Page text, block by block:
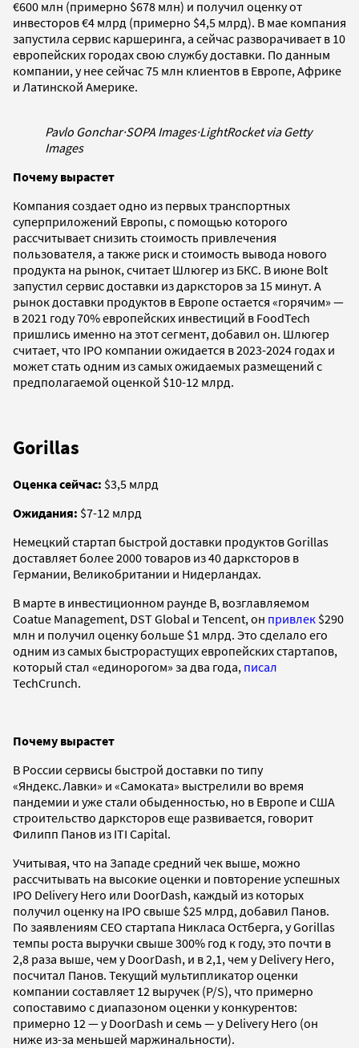
€600 млн (примерно $678 млн) и получил оценку от
инвесторов €4 млрд (примерно $4,5 млрд). В мае компания
запустила сервис каршеринга, а сейчас разворачивает в 10
европейских городах свою службу доставки. По данным
компании, у нее сейчас 75 млн клиентов в Европе, Африке
и Латинской Америке.
Pavlo Gonchar·SOPA Images·LightRocket via Getty
Images
Почему вырастет
Компания создает одно из первых транспортных
суперприложений Европы, с помощью которого
рассчитывает снизить стоимость привлечения
пользователя, а также риск и стоимость вывода нового
продукта на рынок, считает Шлюгер из БКС. В июне Bolt
запустил сервис доставки из дарксторов за 15 минут. А
рынок доставки продуктов в Европе остается «горячим» —
в 2021 году 70% европейских инвестиций в FoodTech
пришлись именно на этот сегмент, добавил он. Шлюгер
считает, что IPO компании ожидается в 2023-2024 годах и
может стать одним из самых ожидаемых размещений с
предполагаемой оценкой $10-12 млрд.
Gorillas
Оценка сейчас: $3,5 млрд
Ожидания: $7-12 млрд
Немецкий стартап быстрой доставки продуктов Gorillas
доставляет более 2000 товаров из 40 дарксторов в
Германии, Великобритании и Нидерландах.
В марте в инвестиционном раунде B, возглавляемом
Coatue Management, DST Global и Tencent, он привлек $290
млн и получил оценку больше $1 млрд. Это сделало его
одним из самых быстрорастущих европейских стартапов,
который стал «единорогом» за два года, писал
TechCrunch.
Почему вырастет
В России сервисы быстрой доставки по типу
«Яндекс.Лавки» и «Самоката» выстрелили во время
пандемии и уже стали обыденностью, но в Европе и США
строительство дарксторов еще развивается, говорит
Филипп Панов из ITI Capital.
Учитывая, что на Западе средний чек выше, можно
рассчитывать на высокие оценки и повторение успешных
IPO Delivery Hero или DoorDash, каждый из которых
получил оценку на IPO свыше $25 млрд, добавил Панов.
По заявлениям CEO стартапа Никласа Остберга, у Gorillas
темпы роста выручки свыше 300% год к году, это почти в
2,8 раза выше, чем у DoorDash, и в 2,1, чем у Delivery Hero,
посчитал Панов. Текущий мультипликатор оценки
компании составляет 12 выручек (P/S), что примерно
сопоставимо с диапазоном оценки у конкурентов:
примерно 12 — у DoorDash и семь — у Delivery Hero (он
ниже из-за меньшей маржинальности).